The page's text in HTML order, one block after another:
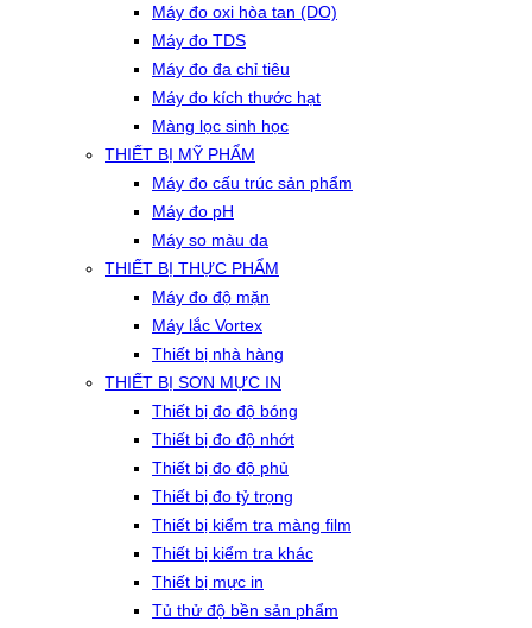
Máy đo oxi hòa tan (DO)
Máy đo TDS
Máy đo đa chỉ tiêu
Máy đo kích thước hạt
Màng lọc sinh học
THIẾT BỊ MỸ PHẨM
Máy đo cấu trúc sản phẩm
Máy đo pH
Máy so màu da
THIẾT BỊ THỰC PHẨM
Máy đo độ mặn
Máy lắc Vortex
Thiết bị nhà hàng
THIẾT BỊ SƠN MỰC IN
Thiết bị đo độ bóng
Thiết bị đo độ nhớt
Thiết bị đo độ phủ
Thiết bị đo tỷ trọng
Thiết bị kiểm tra màng film
Thiết bị kiểm tra khác
Thiết bị mực in
Tủ thử độ bền sản phẩm